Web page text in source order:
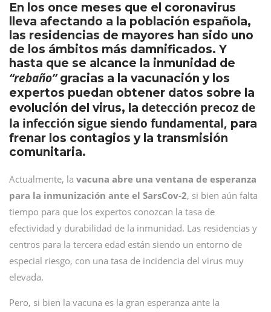
En los once meses que el coronavirus
lleva afectando a la población española,
las residencias de mayores han sido uno
de los ámbitos más damnificados. Y
hasta que se alcance la inmunidad de
“rebaño”gracias a la vacunación y los
expertos puedan obtener datos sobre la
evolución del virus, la detección precoz de
la infección sigue siendo fundamental, para
frenar los contagios y la transmisión
comunitaria.
Actualmente, la vacuna abre una ventana de esperanza
para la inmunización ante el SarsCov-2, si bien aún falta
tiempo para que los expertos conozcan la tasa de
efectividad y durabilidad de la inmunidad. Las residencias y
centros para la tercera edad están siendo un entorno de
especial riesgo, con una tasa de incidencia del virus muy
elevada.
Pero, si bien la vacuna es la gran esperanza ante la